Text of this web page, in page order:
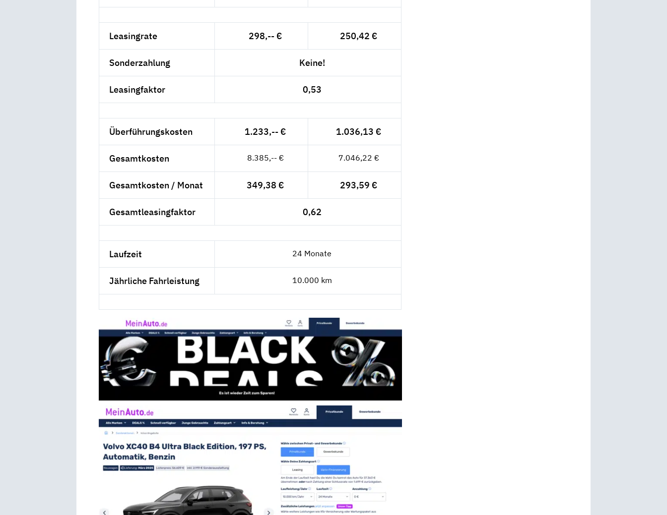
Leasingrate 298,-- € 250,42 €
Sonderzahlung Keine!
Leasingfaktor 0,53
Überführungskosten 1.233,-- € 1.036,13 €
Gesamtkosten 8.385,-- € 7.046,22 €
Gesamtkosten / Monat 349,38 € 293,59 €
Gesamtleasingfaktor 0,62
Laufzeit 24 Monate
Jährliche Fahrleistung 10.000 km